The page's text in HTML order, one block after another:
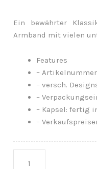
Ein bewährter
Armband mit vielen
Features
– Artikelnummer:
– versch.
–
– Kapsel: fertig in
–